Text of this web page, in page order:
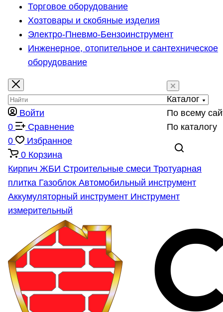
Торговое оборудование
Хозтовары и скобяные изделия
Электро-Пневмо-Бензоинструмент
Инженерное, отопительное и сантехническое
оборудование
Каталог
По всему
По каталогу
Войти
0
Сравнение
0
Избранное
0 Корзина
Кирпич ЖБИ Строительные смеси Тротуарная
плитка Газоблок Автомобильный инструмент
Аккумуляторный инструмент Инструмент
измерительный